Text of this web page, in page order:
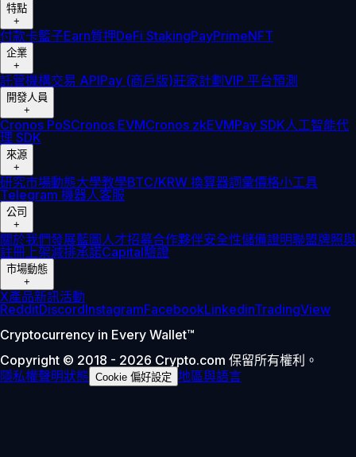
特點
+
付款卡籃子Earn質押DeFi StakingPayPrimeNFT
企業
+
託管機構交易 APIPay (商戶版)莊家計劃VIP 平台預測
開發人員
+
Cronos PoSCronos EVMCronos zkEVMPay SDK人工智能代
理 SDK
來源
+
研究市場動態大學教學BTC/KRW 換算器詞彙價格小工具
Telegram 機器人客服
公司
+
關於我們發展藍圖人才招募合作夥伴安全性儲備證明聯盟牌照與
註冊 上架減排承諾Capital驗證
市場動態
+
X產品新訊活動
RedditDiscordInstagramFacebookLinkedinTradingView
Cryptocurrency in Every Wallet™
Copyright © 2018 - 2026 Crypto.com 保留所有權利。
隱私權聲明狀態 Cookie 偏好設定 地區與語言